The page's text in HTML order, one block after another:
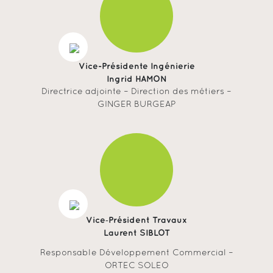
Vice-Présidente Ingénierie
Ingrid HAMON
Directrice adjointe – Direction des métiers –
GINGER BURGEAP
Vice‐Président Travaux
Laurent SIBLOT
Responsable Développement Commercial –
ORTEC SOLEO